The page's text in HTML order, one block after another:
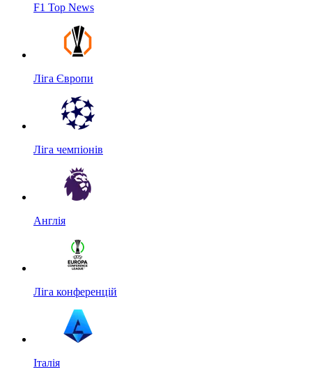
F1 Top News
Ліга Європи
Ліга чемпіонів
Англія
Ліга конференцій
Італія